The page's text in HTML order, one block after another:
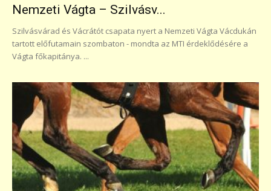
Nemzeti Vágta – Szilvásv...
Szilvásvárad és Vácrátót csapata nyert a Nemzeti Vágta Vácdukán
tartott előfutamain szombaton - mondta az MTI érdeklődésére a
Vágta főkapitánya. ...